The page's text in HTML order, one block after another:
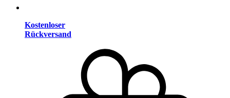
Kostenloser
Rückversand